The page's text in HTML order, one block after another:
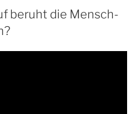
beruht die Mensch-